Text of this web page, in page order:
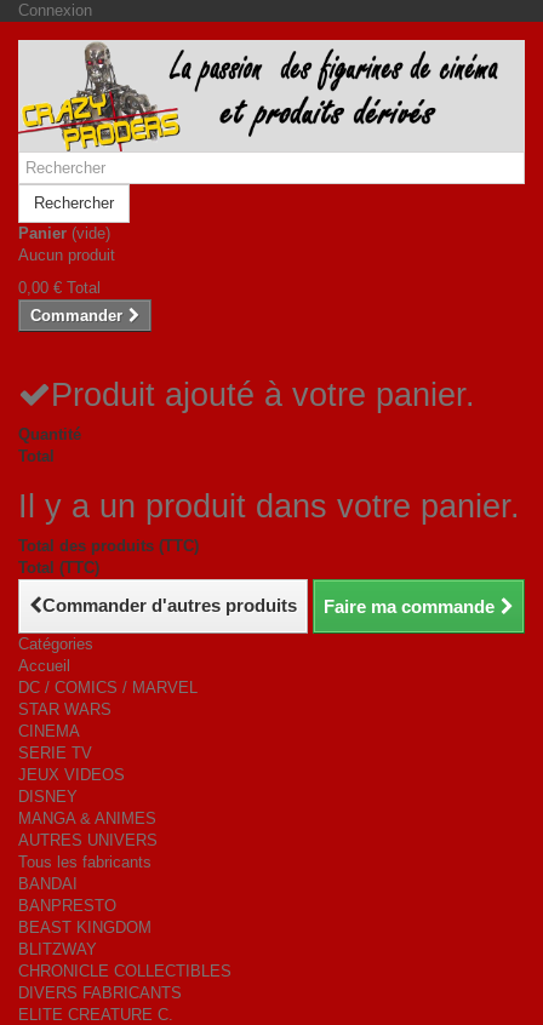
Connexion
Rechercher
Panier (vide)
Aucun produit
0,00 € Total
Commander
Produit ajouté à votre panier.
Quantité
Total
Il y a un produit dans votre panier.
Total des produits (TTC)
Total (TTC)
Commander d'autres produits Faire ma commande
Catégories
Accueil
DC / COMICS / MARVEL
STAR WARS
CINEMA
SERIE TV
JEUX VIDEOS
DISNEY
MANGA & ANIMES
AUTRES UNIVERS
Tous les fabricants
BANDAI
BANPRESTO
BEAST KINGDOM
BLITZWAY
CHRONICLE COLLECTIBLES
DIVERS FABRICANTS
ELITE CREATURE C.